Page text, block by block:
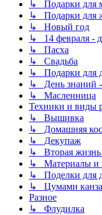
↳ Подарки для
↳ Подарки для
↳ Новый год
↳ 14 февраля -
↳ Пасха
↳ Свадьба
↳ Подарки для
↳ День знаний -
↳ Масленница
Техники и виды
↳ Вышивка
↳ Домашняя
↳ Декупаж
↳ Вторая
↳ Материалы и
↳ Поделки для
↳ Цумами
Разное
↳ Флудилка